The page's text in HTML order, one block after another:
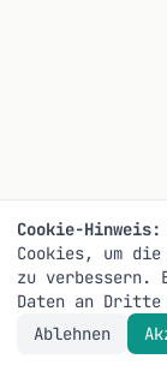
Cookie-Hinweis:
Cookies, um
zu verbessern.
Daten an Dritte
Ablehnen